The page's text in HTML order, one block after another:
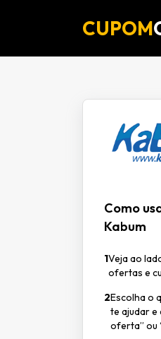
CUPOM
Como
Kabum
1Veja ao
ofertas e
2Escolha o
te ajudar e
oferta” ou